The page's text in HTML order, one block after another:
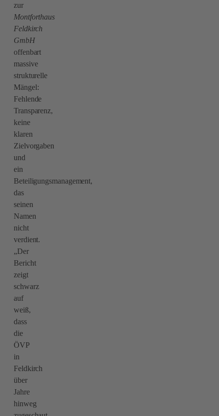
zur
Montforthaus
Feldkirch
GmbH
offenbart
massive
strukturelle
Mängel:
Fehlende
Transparenz,
keine
klaren
Zielvorgaben
und
ein
Beteiligungsmanagement,
das
seinen
Namen
nicht
verdient.
„Der
Bericht
zeigt
schwarz
auf
weiß,
dass
die
ÖVP
in
Feldkirch
über
Jahre
hinweg